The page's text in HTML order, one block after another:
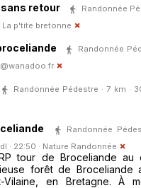
sans retour
Randonnée
La p'tite bretonne
Randonnée
Randonnée Pédestre · 7 km ·
Randonnée
· 22:50 · Nature Randonnée
tour de Broceliande
forêt de Broceliande
Vilaine, en Bretagne. À